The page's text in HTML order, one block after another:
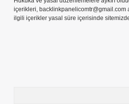
içerikleri, backlinkpanelicomtr@gmail.com
ilgili içerikler yasal süre içerisinde